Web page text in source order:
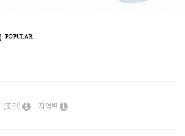
(조건) 지역별